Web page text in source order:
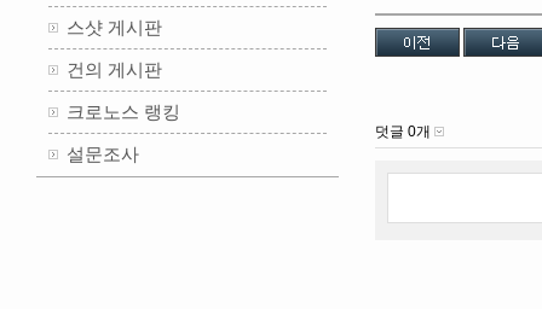
스샷 게시판
건의 게시판
크로노스 랭킹
설문조사
덧글 0개